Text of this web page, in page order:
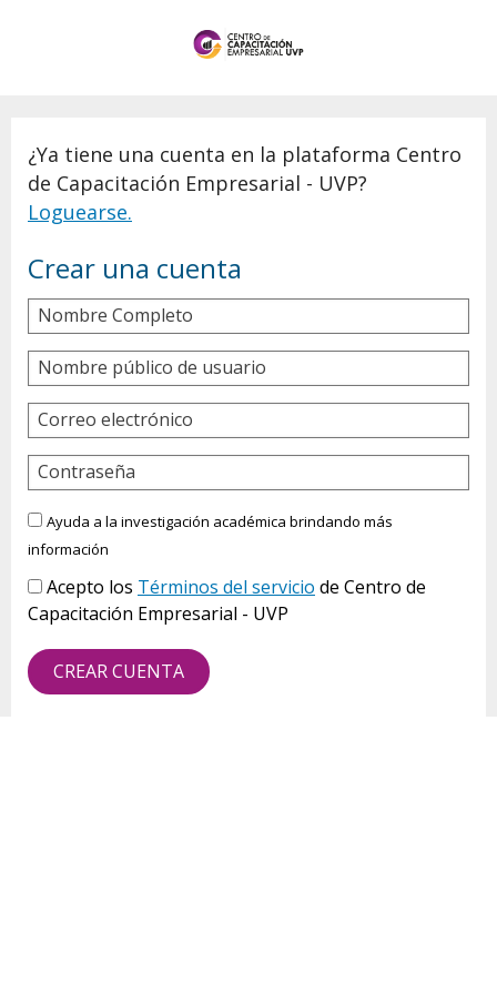
¿Ya tiene una cuenta en la plataforma Centro
de Capacitación Empresarial - UVP?
Loguearse.
Crear una cuenta
Nombre Completo
Nombre público de usuario
Correo electrónico
Contraseña
Ayuda a la investigación académica brindando más
información
Acepto los Términos del servicio de Centro de
Capacitación Empresarial - UVP
CREAR CUENTA